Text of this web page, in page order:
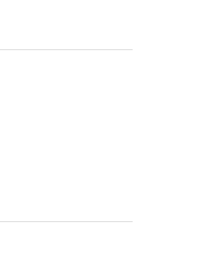
los in een doos gestopt. Geen